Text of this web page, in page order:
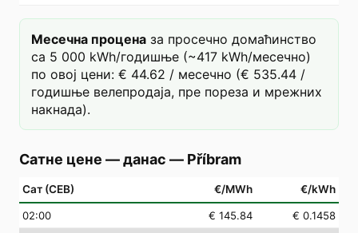
Месечна процена за просечно домаћинство
са 5 000 kWh/годишње (~417 kWh/месечно)
по овој цени: € 44.62 / месечно (€ 535.44 /
годишње велепродаја, пре пореза и мрежних
накнада).
Сатне цене — данас — Příbram
Сат (СЕВ) €/MWh €/kWh
02:00 € 145.84
€ 0.1458